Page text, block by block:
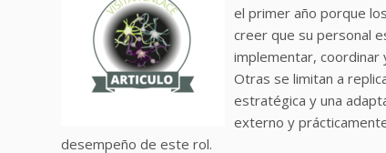
el primer año porque
creer que su personal
implementar, coordinar
Otras se limitan a
estratégica y una
externo y
desempeño de este rol.